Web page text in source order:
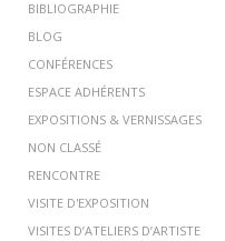
BIBLIOGRAPHIE
BLOG
CONFÉRENCES
ESPACE ADHÉRENTS
EXPOSITIONS & VERNISSAGES
NON CLASSÉ
RENCONTRE
VISITE D'EXPOSITION
VISITES D’ATELIERS D’ARTISTE